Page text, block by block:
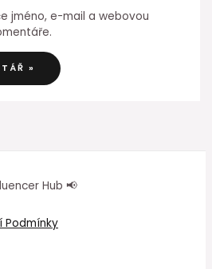
jméno, e-mail a webovou
Hub 📢
Podmínky